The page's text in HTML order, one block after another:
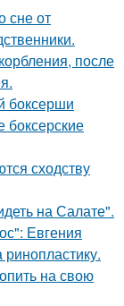
сне от
после
боксерши
боксерские
сходству
на Салате".
Евгения
на свою